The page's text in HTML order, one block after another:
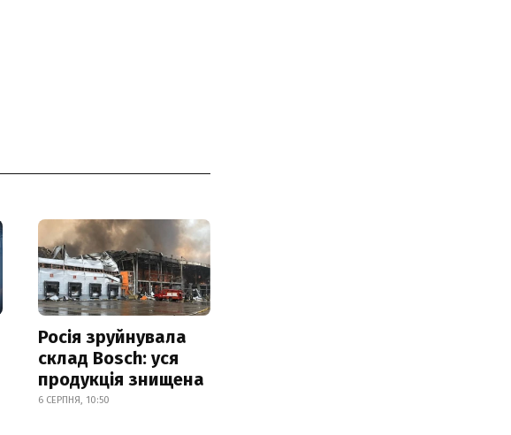
Росія зруйнувала
склад Bosch: уся
продукція знищена
6 СЕРПНЯ, 10:50